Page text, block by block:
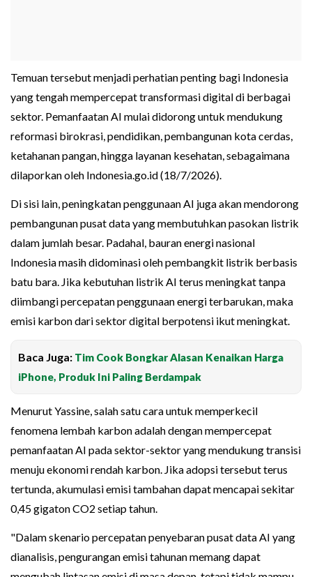
Temuan tersebut menjadi perhatian penting bagi Indonesia
yang tengah mempercepat transformasi digital di berbagai
sektor. Pemanfaatan AI mulai didorong untuk mendukung
reformasi birokrasi, pendidikan, pembangunan kota cerdas,
ketahanan pangan, hingga layanan kesehatan, sebagaimana
dilaporkan oleh Indonesia.go.id (18/7/2026).
Di sisi lain, peningkatan penggunaan AI juga akan mendorong
pembangunan pusat data yang membutuhkan pasokan listrik
dalam jumlah besar. Padahal, bauran energi nasional
Indonesia masih didominasi oleh pembangkit listrik berbasis
batu bara. Jika kebutuhan listrik AI terus meningkat tanpa
diimbangi percepatan penggunaan energi terbarukan, maka
emisi karbon dari sektor digital berpotensi ikut meningkat.
Baca Juga: Tim Cook Bongkar Alasan Kenaikan Harga
iPhone, Produk Ini Paling Berdampak
Menurut Yassine, salah satu cara untuk memperkecil
fenomena lembah karbon adalah dengan mempercepat
pemanfaatan AI pada sektor-sektor yang mendukung transisi
menuju ekonomi rendah karbon. Jika adopsi tersebut terus
tertunda, akumulasi emisi tambahan dapat mencapai sekitar
0,45 gigaton CO2 setiap tahun.
"Dalam skenario percepatan penyebaran pusat data AI yang
dianalisis, pengurangan emisi tahunan memang dapat